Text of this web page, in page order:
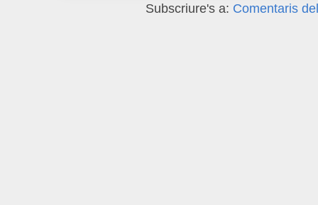
Subscriure's a: Comentaris